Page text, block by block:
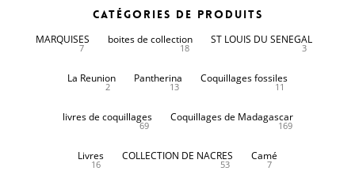
Catégories de produits
MARQUISES
7
boites de collection
18
ST LOUIS DU SENEGAL
3
La Reunion
2
Pantherina
13
Coquillages fossiles
11
livres de coquillages
69
Coquillages de Madagascar
169
Livres
16
COLLECTION DE NACRES
53
Camé
7